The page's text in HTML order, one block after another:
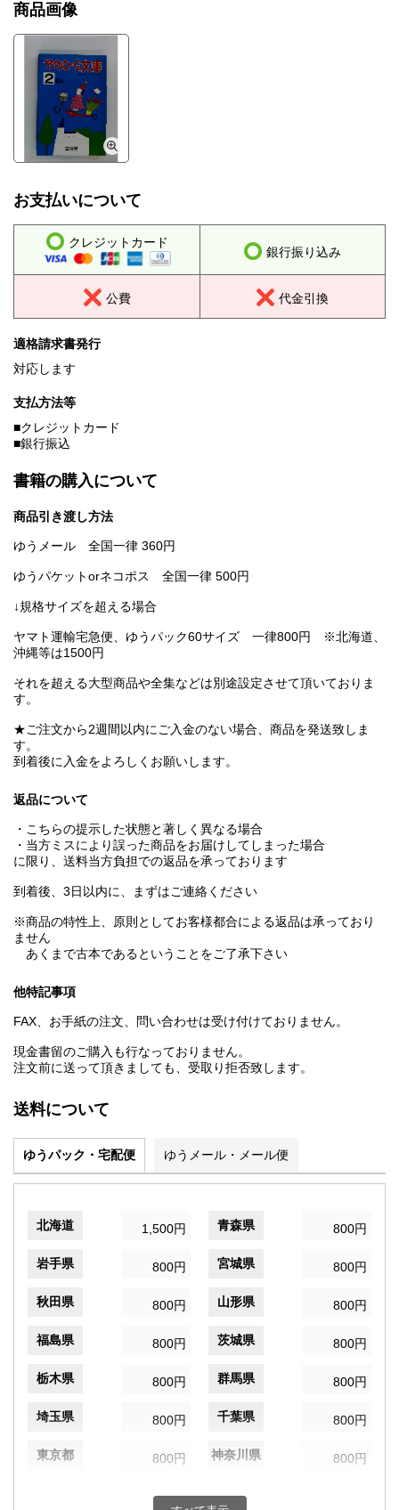
商品画像
お支払いについて
クレジットカード
銀行振り込み
公費 代金引換
適格請求書発行
対応します
支払方法等
■クレジットカード
■銀行振込
書籍の購入について
商品引き渡し方法
ゆうメール 全国一律 360円
ゆうパケットorネコポス 全国一律 500円
↓規格サイズを超える場合
ヤマト運輸宅急便、ゆうパック60サイズ 一律800円 ※北海道、
沖縄等は1500円
それを超える大型商品や全集などは別途設定させて頂いておりま
す。
★ご注文から2週間以内にご入金のない場合、商品を発送致しま
す。
到着後に入金をよろしくお願いします。
返品について
・こちらの提示した状態と著しく異なる場合
・当方ミスにより誤った商品をお届けしてしまった場合
に限り、送料当方負担での返品を承っております
到着後、3日以内に、まずはご連絡ください
※商品の特性上、原則としてお客様都合による返品は承っており
ません
あくまで古本であるということをご了承下さい
他特記事項
FAX、お手紙の注文、問い合わせは受け付けておりません。
現金書留のご購入も行なっておりません。
注文前に送って頂きましても、受取り拒否致します。
送料について
ゆうパック・宅配便 ゆうメール・メール便
北海道 1,500円 青森県 800円
岩手県 800円 宮城県 800円
秋田県 800円 山形県 800円
福島県 800円 茨城県 800円
栃木県 800円 群馬県 800円
埼玉県 800円 千葉県 800円
東京都 800円 神奈川県 800円
800円 富山県